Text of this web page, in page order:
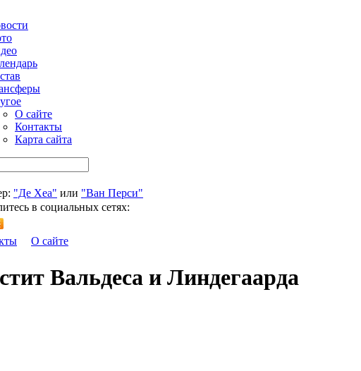
О сайте
Контакты
Карта сайта
"Де Хеа" или "Ван Перси"
в социальных сетях:
О сайте
Вальдеса и Линдегаарда